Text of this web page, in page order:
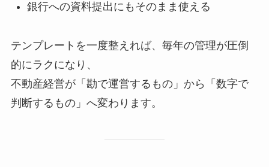
銀行への資料提出にもそのまま使える
テンプレートを一度整えれば、毎年の管理が圧倒
的にラクになり、
不動産経営が「勘で運営するもの」から「数字で
判断するもの」へ変わります。